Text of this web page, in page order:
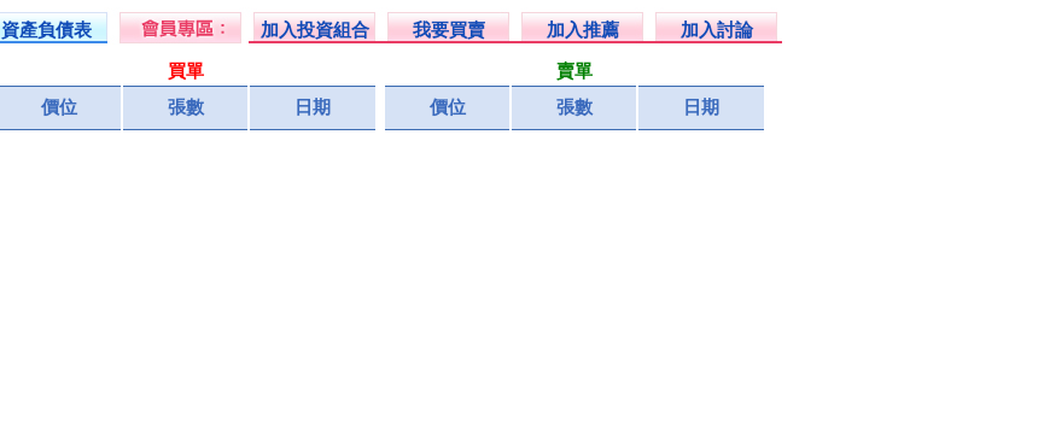
資產負債表 加入投資組合 我要買賣 加入推薦 加入討論
買單
價位
張數 日期
賣單
價位
張數 日期